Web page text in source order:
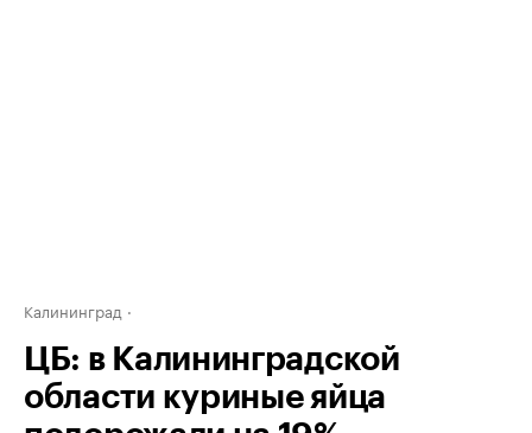
Калининград
ЦБ: в Калининградской
области куриные яйца